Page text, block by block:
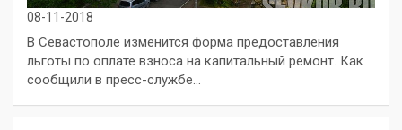
08-11-2018
В Севастополе изменится форма предоставления
льготы по оплате взноса на капитальный ремонт. Как
сообщили в пресс-службе…